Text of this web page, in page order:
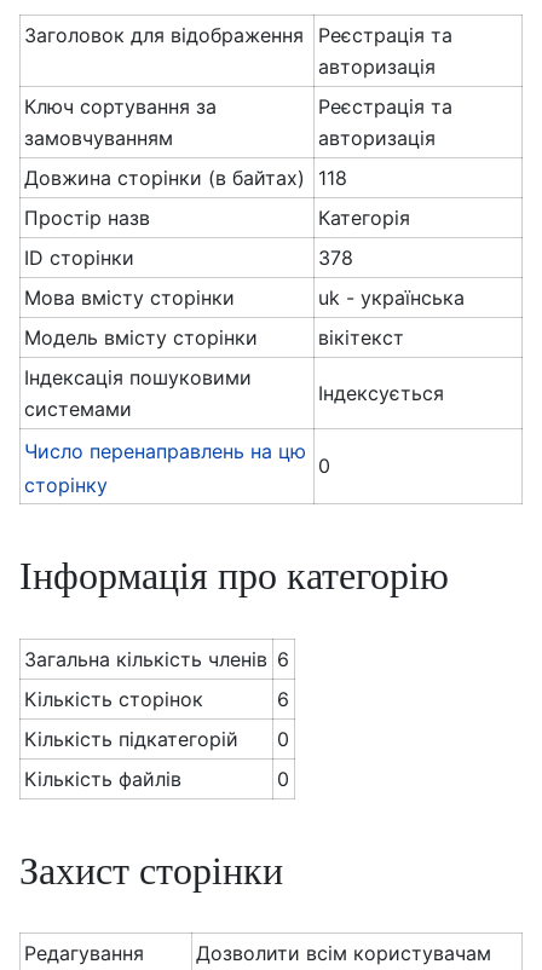
Заголовок для відображення
Реєстрація та
авторизація
Ключ сортування за
замовчуванням
Реєстрація та
авторизація
Довжина сторінки (в байтах)
118
Простір назв
Категорія
ID сторінки
378
Мова вмісту сторінки
uk - українська
Модель вмісту сторінки
вікітекст
Індексація пошуковими
системами
Індексується
Число перенаправлень на цю
сторінку
0
Інформація про категорію
Загальна кількість членів 6
Кількість сторінок
6
Кількість підкатегорій
0
Кількість файлів
0
Захист сторінки
Редагування
Дозволити всім користувачам